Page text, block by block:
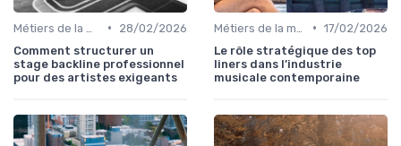
•
28/02/2026
Comment structurer un
stage backline professionnel
pour des artistes exigeants
• 17/02/2026
Le rôle stratégique des top
liners dans l’industrie
musicale contemporaine